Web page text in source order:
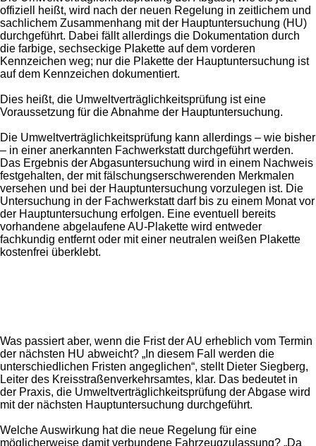
offiziell heißt, wird nach der neuen Regelung in zeitlichem und
sachlichem Zusammenhang mit der Hauptuntersuchung (HU)
durchgeführt. Dabei fällt allerdings die Dokumentation durch
die farbige, sechseckige Plakette auf dem vorderen
Kennzeichen weg; nur die Plakette der Hauptuntersuchung ist
auf dem Kennzeichen dokumentiert.
Dies heißt, die Umweltverträglichkeitsprüfung ist eine
Voraussetzung für die Abnahme der Hauptuntersuchung.
Die Umweltverträglichkeitsprüfung kann allerdings – wie bisher
– in einer anerkannten Fachwerkstatt durchgeführt werden.
Das Ergebnis der Abgasuntersuchung wird in einem Nachweis
festgehalten, der mit fälschungserschwerenden Merkmalen
versehen und bei der Hauptuntersuchung vorzulegen ist. Die
Untersuchung in der Fachwerkstatt darf bis zu einem Monat vor
der Hauptuntersuchung erfolgen. Eine eventuell bereits
vorhandene abgelaufene AU-Plakette wird entweder
fachkundig entfernt oder mit einer neutralen weißen Plakette
kostenfrei überklebt.
Was passiert aber, wenn die Frist der AU erheblich vom Termin
der nächsten HU abweicht? „In diesem Fall werden die
unterschiedlichen Fristen angeglichen“, stellt Dieter Siegberg,
Leiter des Kreisstraßenverkehrsamtes, klar. Das bedeutet in
der Praxis, die Umweltverträglichkeitsprüfung der Abgase wird
mit der nächsten Hauptuntersuchung durchgeführt.
Welche Auswirkung hat die neue Regelung für eine
möglicherweise damit verbundene Fahrzeugzulassung? „Da